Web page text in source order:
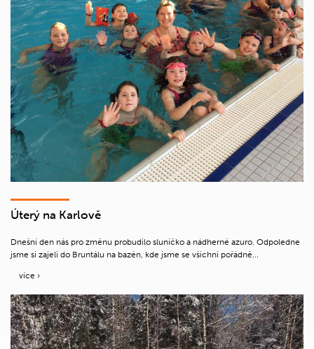
Úterý na Karlově
Dnešní den nás pro změnu probudilo sluníčko a nádherné azuro. Odpoledne
jsme si zajeli do Bruntálu na bazén, kde jsme se všichni pořádně...
více ›